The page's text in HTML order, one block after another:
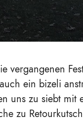
vergangenen
ein bizeli
uns zu siebt mit
zu